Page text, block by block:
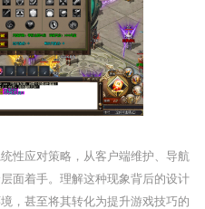
性应对策略，从客户端维护、导航
面着手。理解这种现象背后的设计
，甚至将其转化为提升游戏技巧的